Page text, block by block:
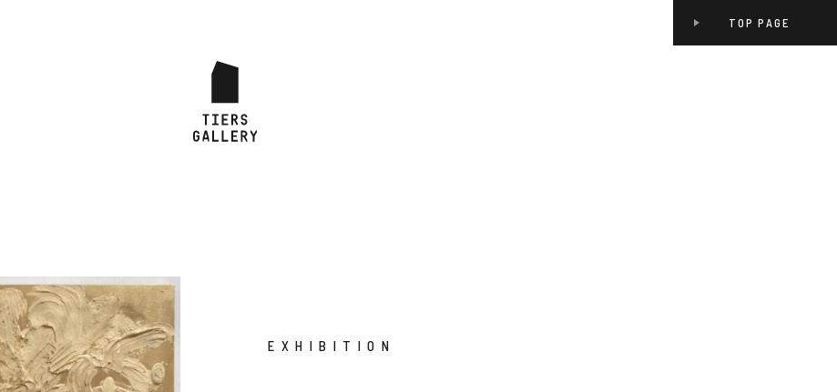
TOP PAGE
EXHIBITION